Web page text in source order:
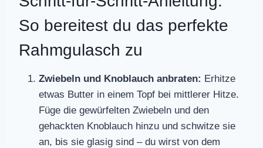
So bereitest du das perfekte
Rahmgulasch zu
Zwiebeln und Knoblauch anbraten: Erhitze
etwas Butter in einem Topf bei mittlerer Hitze.
Füge die gewürfelten Zwiebeln und den
gehackten Knoblauch hinzu und schwitze sie
an, bis sie glasig sind – du wirst von dem